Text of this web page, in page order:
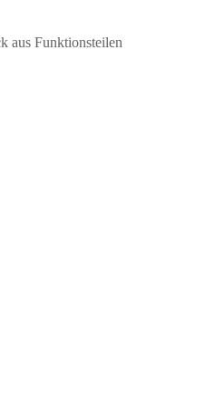
aus Funktionsteilen